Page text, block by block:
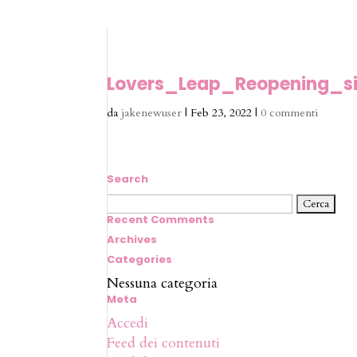
da jakenewuser | Feb 23, 2022 |0 commenti
Search
Ricerca
per:
Recent Comments
Archives
Categories
Nessuna categoria
Meta
Accedi
Feed dei contenuti